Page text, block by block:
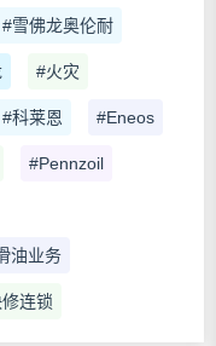
#雪佛龙奥伦耐
#火灾
#科莱恩 #Eneos
#Pennzoil
油业务
连锁